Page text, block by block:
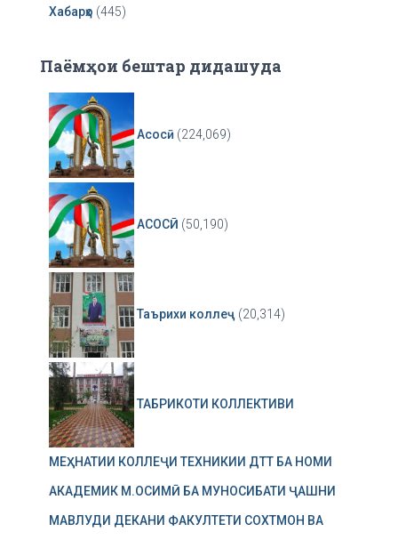
Хабарҳо (445)
Паёмҳои бештар дидашуда
Асосӣ (224,069)
АСОСӢ (50,190)
Таърихи коллеҷ (20,314)
ТАБРИКОТИ КОЛЛЕКТИВИ
МЕҲНАТИИ КОЛЛЕҶИ ТЕХНИКИИ ДТТ БА НОМИ
АКАДЕМИК М.ОСИМӢ БА МУНОСИБАТИ ҶАШНИ
МАВЛУДИ ДЕКАНИ ФАКУЛТЕТИ СОХТМОН ВА